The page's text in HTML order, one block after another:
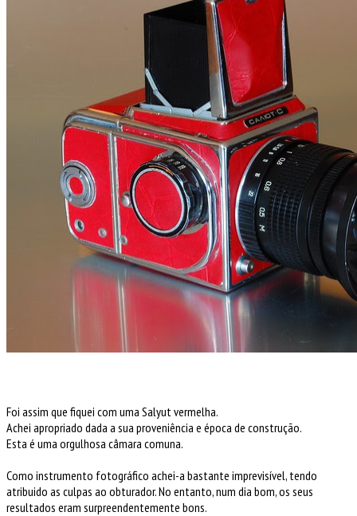
Foi assim que fiquei com uma Salyut vermelha.
Achei apropriado dada a sua proveniência e época de construção.
Esta é uma orgulhosa câmara comuna.
Como instrumento fotográfico achei-a bastante imprevisível, tendo
atribuido as culpas ao obturador. No entanto, num dia bom, os seus
resultados eram surpreendentemente bons.